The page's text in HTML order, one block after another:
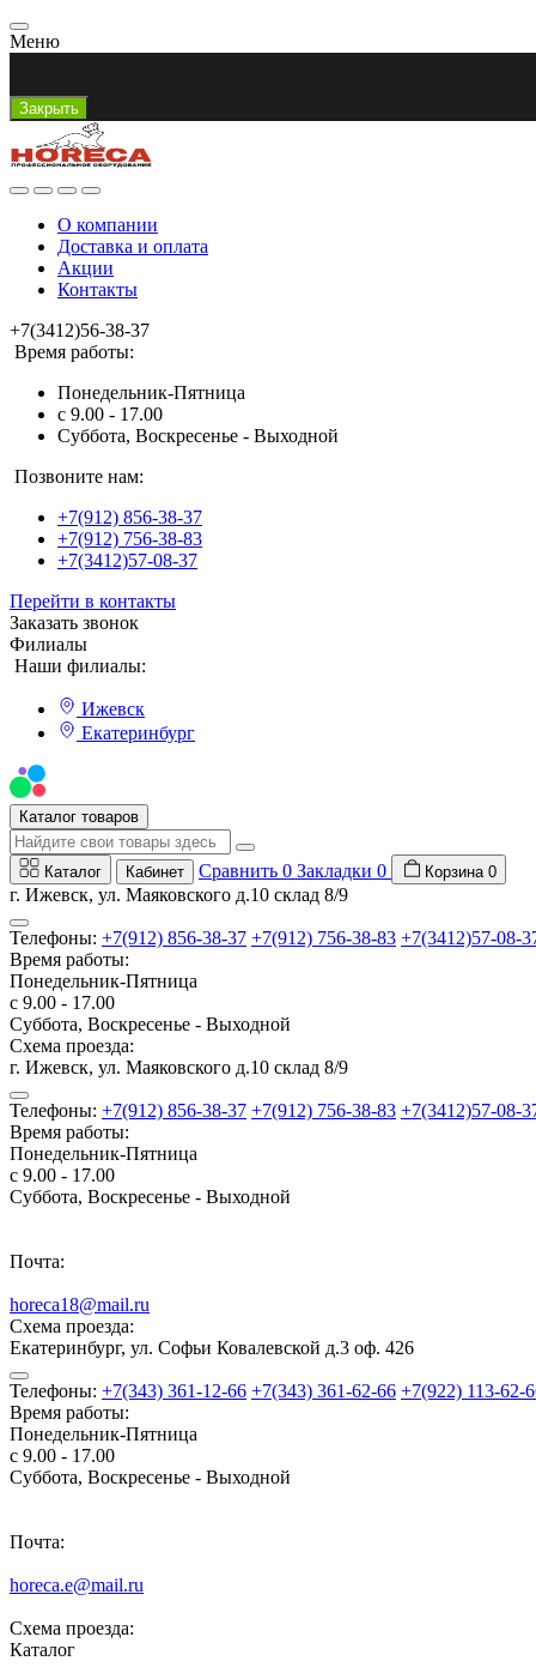
Меню
Закрыть
О компании
Доставка и оплата
Акции
Контакты
+7(3412)56-38-37
Время работы:
Понедельник-Пятница
с 9.00 - 17.00
Суббота, Воскресенье - Выходной
Позвоните нам:
+7(912) 856-38-37
+7(912) 756-38-83
+7(3412)57-08-37
Перейти в контакты
Заказать звонок
Филиалы
Наши филиалы:
Ижевск
Екатеринбург
Каталог товаров
Каталог Кабинет Сравнить 0 Закладки 0 Корзина 0
г. Ижевск, ул. Маяковского д.10 склад 8/9
Телефоны: +7(912) 856-38-37 +7(912) 756-38-83 +7(3412)57-08-
Время работы:
Понедельник-Пятница
с 9.00 - 17.00
Суббота, Воскресенье - Выходной
Схема проезда:
г. Ижевск, ул. Маяковского д.10 склад 8/9
Телефоны: +7(912) 856-38-37 +7(912) 756-38-83 +7(3412)57-08-
Время работы:
Понедельник-Пятница
с 9.00 - 17.00
Суббота, Воскресенье - Выходной
Почта:
horeca18@mail.ru
Схема проезда:
Екатеринбург, ул. Софьи Ковалевской д.3 оф. 426
Телефоны: +7(343) 361-12-66 +7(343) 361-62-66 +7(922) 113-62-
Время работы:
Понедельник-Пятница
с 9.00 - 17.00
Суббота, Воскресенье - Выходной
Почта:
horeca.e@mail.ru
Схема проезда:
Каталог